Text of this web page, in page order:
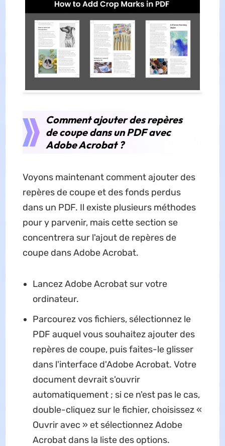
Comment ajouter des repères
de coupe dans un PDF avec
Adobe Acrobat ?
Voyons maintenant comment ajouter des
repères de coupe et des fonds perdus
dans un PDF. Il existe plusieurs méthodes
pour y parvenir, mais cette section se
concentrera sur l'ajout de repères de
coupe dans Adobe Acrobat.
Lancez Adobe Acrobat sur votre
ordinateur.
Parcourez vos fichiers, sélectionnez le
PDF auquel vous souhaitez ajouter des
repères de coupe, puis faites-le glisser
dans l'interface d'Adobe Acrobat. Votre
document devrait s'ouvrir
automatiquement ; si ce n'est pas le cas,
double-cliquez sur le fichier, choisissez «
Ouvrir avec » et sélectionnez Adobe
Acrobat dans la liste des options.